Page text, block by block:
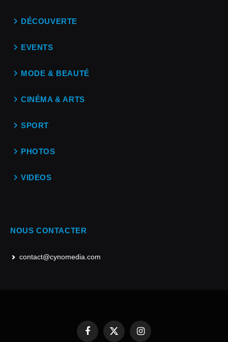
DÉCOUVERTE
EVENTS
MODE & BEAUTÉ
CINÉMA & ARTS
SPORT
PHOTOS
VIDEOS
NOUS CONTACTER
contact@cynomedia.com
FacebookX
Instagram